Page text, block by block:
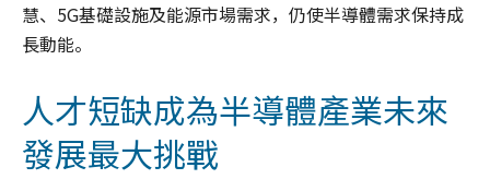
慧、5G基礎設施及能源市場需求，仍使半導體需求保持成
長動能。
人才短缺成為半導體產業未來
發展最大挑戰